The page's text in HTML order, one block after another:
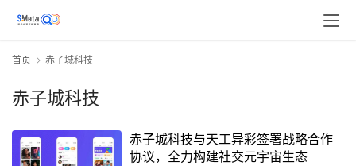
首页 赤子城科技
赤子城科技
赤子城科技与天工异彩签署战略合作
协议，全力构建社交元宇宙生态